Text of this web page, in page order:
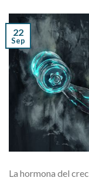
22
Sep
La hormona del